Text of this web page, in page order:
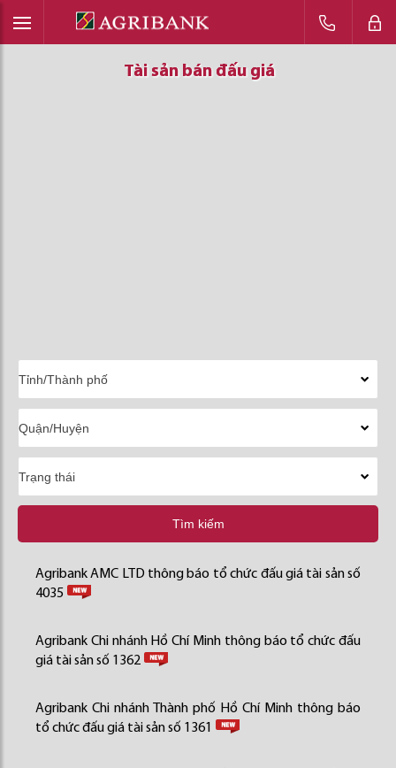
Tài sản bán đấu giá
Tài sản bán đấu giá
Tài sản bán đấu giá
Tìm kiếm
Agribank AMC LTD thông báo tổ chức đấu giá tài sản số
4035
Agribank Chi nhánh Hồ Chí Minh thông báo tổ chức đấu
giá tài sản số 1362
Agribank Chi nhánh Thành phố Hồ Chí Minh thông báo
tổ chức đấu giá tài sản số 1361